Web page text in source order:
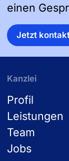
einen
Jetzt
Kanzlei
Profil
Leistungen
Team
Jobs